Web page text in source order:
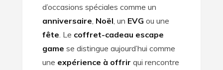
d’occasions spéciales comme un
anniversaire Noël , un EVG ou une
fête . Le coffret-cadeau escape
game se distingue aujourd’hui comme
une expérience à offrir qui rencontre